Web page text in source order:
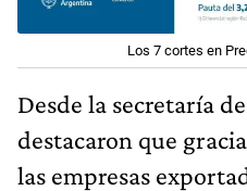
Los 7 cortes en
Desde la secretaría
destacaron que
las empresas